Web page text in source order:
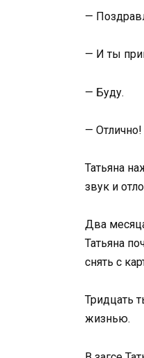
—
— И ты
— Буду.
—
Татьяна
звук и
Два
Татьяна
снять с
Тридцать
жизнью.